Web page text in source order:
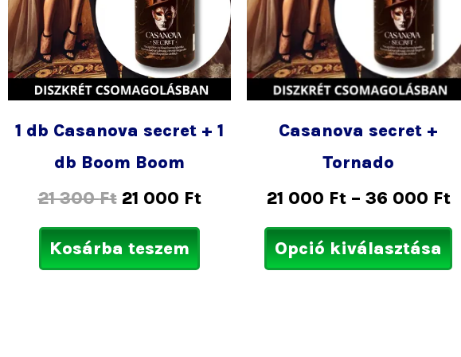
1 db Casanova secret + 1
db Boom Boom
21 300Ft 21 000 Ft
Kosárba teszem
Casanova secret +
Tornado
21 000 Ft – 36 000 Ft
Opció kiválasztása